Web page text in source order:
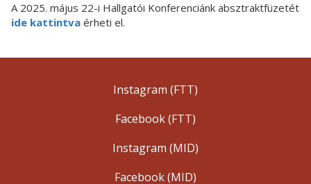
A 2025. május 22-i Hallgatói Konferenciánk absztraktfüzetét
ide kattintva érheti el.
Instagram (FTT)
Facebook (FTT)
Instagram (MID)
Facebook (MID)